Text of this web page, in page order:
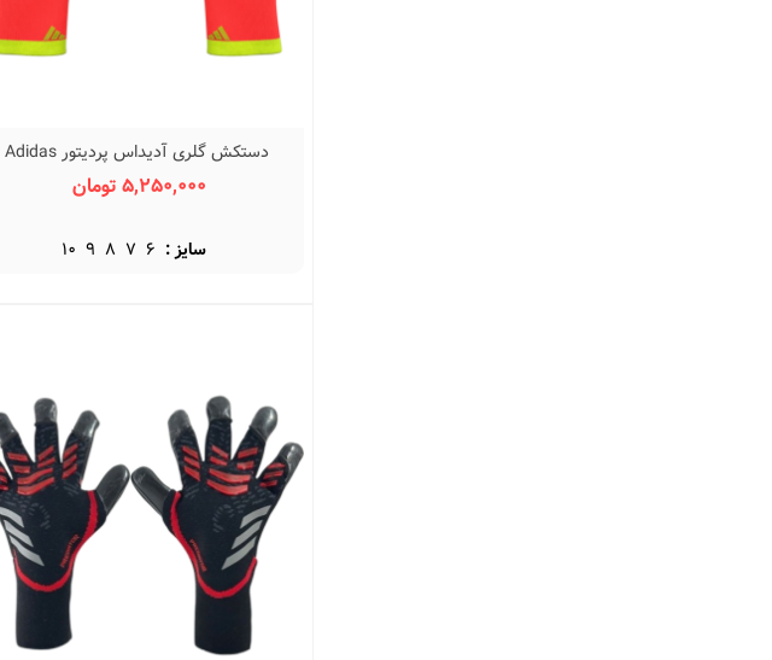
نمایش سریع
دستکش گلری آدیداس پردیتور Adidas
Predator BO
5,250,000 تومان
سایز : 6
7
8
9
10